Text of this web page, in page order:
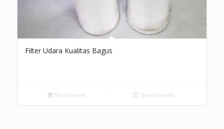
Filter Udara Kualitas Bagus
Read more Show Details